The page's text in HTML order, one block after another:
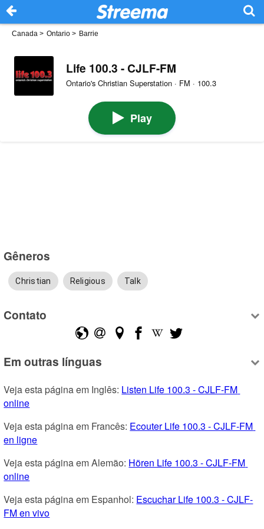
Canada > Ontario > Barrie
Life 100.3 - CJLF-FM
Ontario's Christian Superstation · FM · 100.3
Play
Gêneros
Christian Religious Talk
Contato
Em outras línguas
Veja esta página em Inglês: Listen Life 100.3 - CJLF-FM
online
Veja esta página em Francês: Ecouter Life 100.3 - CJLF-FM
en ligne
Veja esta página em Alemão: Hören Life 100.3 - CJLF-FM
online
Veja esta página em Espanhol: Escuchar Life 100.3 - CJLF-
FM en vivo